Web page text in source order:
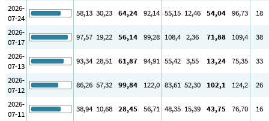
2026-
07-24
58,13 30,23 64,24 92,14 55,15 12,46 54,04 96,73
18
2026-
07-17
97,57 19,22 56,14 99,28 108,4 2,36 71,88 109,4
38
2026-
07-13
93,34 28,51 61,87 94,91 55,42 3,55 13,24 75,35
33
2026-
07-12
86,26 57,32 99,84 122,0 83,61 52,30 102,1 124,2
26
2026-
07-11
38,94 10,68 28,45 56,71 48,35 15,39 43,75 76,70
16